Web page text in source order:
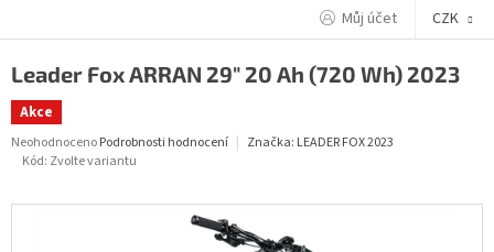
Můj účet CZK
Leader Fox ARRAN 29" 20 Ah (720 Wh) 2023
Akce
Průměrné
hodnocení
NeohodnocenoPodrobnosti hodnocení Značka: LEADER FOX 2023
Kód: Zvolte variantu